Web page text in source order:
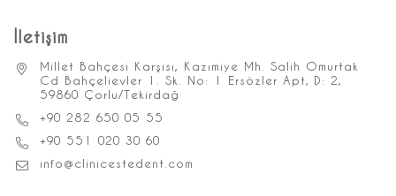
İletişim
Millet Bahçesi Karşısı, Kazımiye Mh. Salih Omurtak
Cd Bahçelievler 1. Sk. No: 1 Ersözler Apt, D: 2,
59860 Çorlu/Tekirdağ
+90 282 650 05 55
+90 551 020 30 60
info@clinicestedent.com